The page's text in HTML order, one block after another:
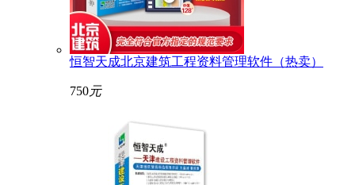
恒智天成北京建筑工程资料管理软件（热卖）
750元